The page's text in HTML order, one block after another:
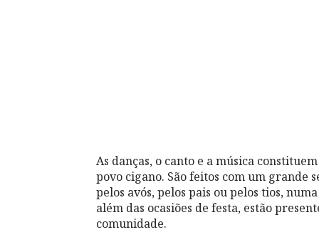
As danças, o canto e a música
povo cigano. São feitos com um grande
pelos avós, pelos pais ou pelos tios,
além das ocasiões de festa, estão
comunidade.